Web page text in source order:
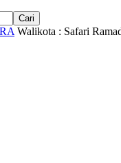
Walikota : Safari